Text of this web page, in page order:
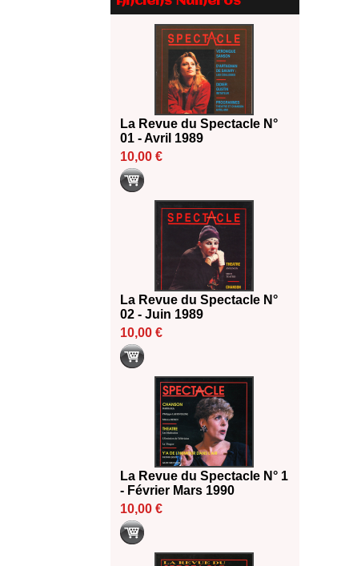
Le palmarès des prix SACD
Les 10 lauréats du Fonds
Grandes Formes Théâtre 2026
Nomination de Nathalie
Garraud et Olivier Saccomano à
la direction du Théâtre de
Gennevilliers - CDN
13/06/2026
Dispositif SACD Auteurs
d'espaces : les lauréats 2026
La Revue du Spectacle N°
01 - Avril 1989
10,00 €
La Revue du Spectacle N°
02 - Juin 1989
10,00 €
La Revue du Spectacle N° 1
- Février Mars 1990
10,00 €